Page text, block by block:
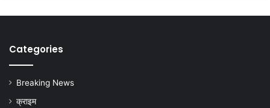
Categories
Breaking News
क्राइम